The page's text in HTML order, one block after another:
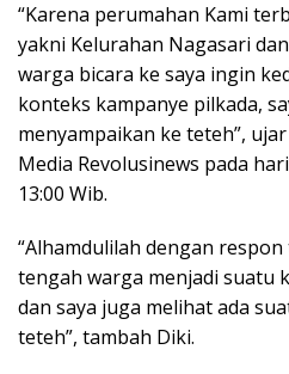
“Karena perumahan Kami
yakni Kelurahan Nagasari
warga bicara ke saya ingin
konteks kampanye pilkada,
menyampaikan ke teteh”,
Media Revolusinews pada
13:00 Wib.
“Alhamdulilah dengan
tengah warga menjadi suatu
dan saya juga melihat ada
teteh”, tambah Diki.